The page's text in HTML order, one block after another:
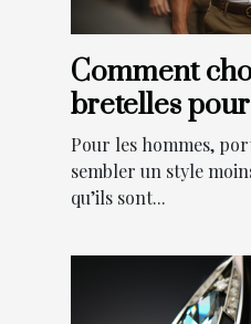
Comment
bretelles
Pour les hommes,
sembler un style
qu’ils sont...